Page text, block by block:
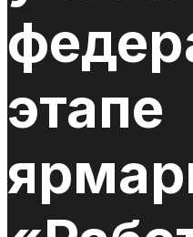
этапе